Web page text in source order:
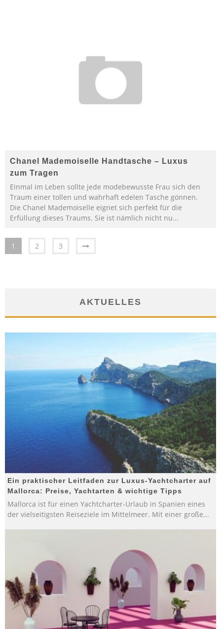
Chanel Mademoiselle Handtasche – Luxus
zum Tragen
Einmal im Leben sollte jede modebewusste Frau sich den
Traum einer tollen und wahrhaft edelen Tasche gönnen.
Die Chanel Mademoiselle eignet sich perfekt für die
Erfüllung dieses Traums. Sie ist nämlich nicht nu...
1 2 3
AKTUELLES
Ein praktischer Leitfaden zur Luxus-Yachtcharter auf
Mallorca: Preise, Yachtarten & wichtige Tipps
Mallorca ist für einen Yachtcharter-Urlaub in Spanien eines
der vielseitigsten Reiseziele im Mittelmeer. Mit einer große...